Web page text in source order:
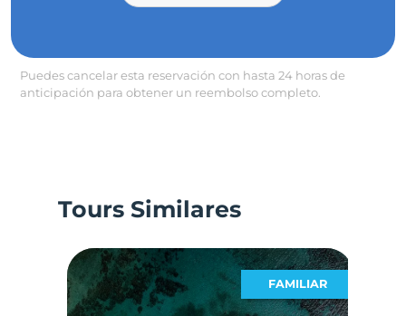
Puedes cancelar esta reservación con hasta 24 horas de
anticipación para obtener un reembolso completo.
Tours Similares
FAMILIAR